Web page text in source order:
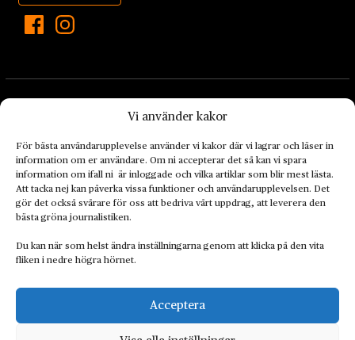
Vi använder kakor
För bästa användarupplevelse använder vi kakor där vi lagrar och läser in
information om er användare. Om ni accepterar det så kan vi spara
information om ifall ni är inloggade och vilka artiklar som blir mest lästa.
Att tacka nej kan påverka vissa funktioner och användarupplevelsen. Det
gör det också svårare för oss att bedriva vårt uppdrag, att leverera den
bästa gröna journalistiken.
Du kan när som helst ändra inställningarna genom att klicka på den vita
fliken i nedre högra hörnet.
Acceptera
Landets Fria Tidning är en nyhetstidning med bred bevakning av
det viktigaste som händer lokalt och globalt och med fokus på
omställningsrörelsen. En omställning till ett hållbart samhälle går
både via starka och lika rättigheter för alla människor, minskade
ekonomiska och sociala klyftor, samt utrymme för allt levande att
utvecklas och frodas.